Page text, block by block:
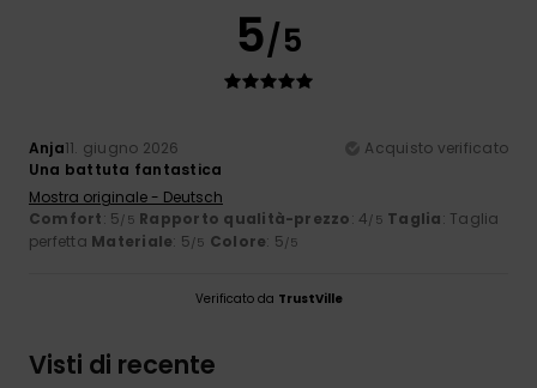
5/5
Anja11. giugno 2026
Acquisto verificato
Una battuta fantastica
Mostra originale - Deutsch
Comfort: 5/5 Rapporto qualità-prezzo: 4/5 Taglia: Taglia
perfetta Materiale: 5/5 Colore: 5/5
Verificato da TrustVille
Visti di recente